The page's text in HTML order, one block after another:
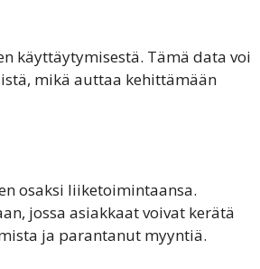
käyttäytymisestä. Tämä data voi
mikä auttaa kehittämään
osaksi liiketoimintaansa.
jossa asiakkaat voivat kerätä
ja parantanut myyntiä.